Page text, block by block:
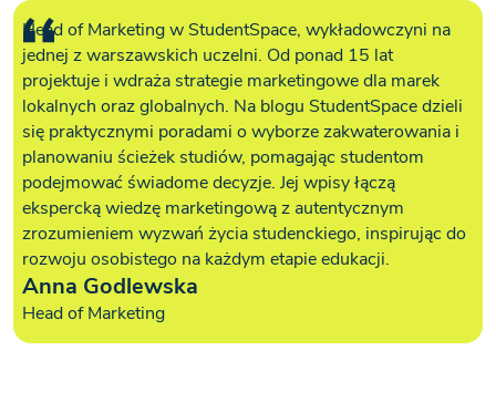
Head of Marketing w StudentSpace, wykładowczyni na
jednej z warszawskich uczelni. Od ponad 15 lat
projektuje i wdraża strategie marketingowe dla marek
lokalnych oraz globalnych. Na blogu StudentSpace dzieli
się praktycznymi poradami o wyborze zakwaterowania i
planowaniu ścieżek studiów, pomagając studentom
podejmować świadome decyzje. Jej wpisy łączą
ekspercką wiedzę marketingową z autentycznym
zrozumieniem wyzwań życia studenckiego, inspirując do
rozwoju osobistego na każdym etapie edukacji.
Anna Godlewska
Head of Marketing